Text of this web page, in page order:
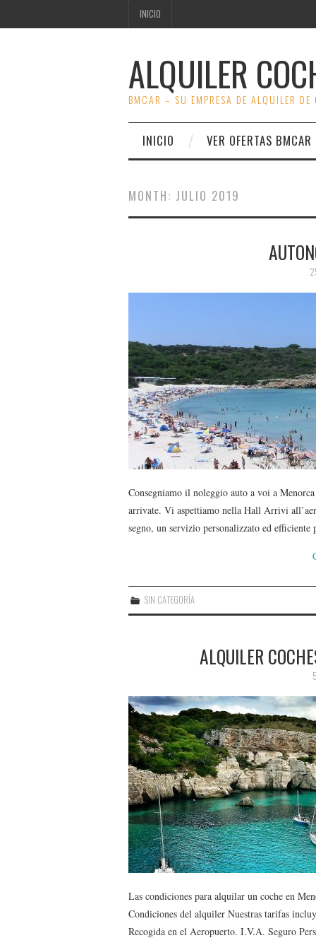
INICIO
ALQUILER
BMCAR – SU EMPRESA DE ALQUILER DE
INICIO VER OFERTAS BMCAR
MONTH: JULIO 2019
Consegniamo il noleggio auto a voi a
arrivate. Vi aspettiamo nella Hall Arrivi
segno, un servizio personalizzato ed
SIN CATEGORÍA
ALQUILER
Las condiciones para alquilar un coche en
Condiciones del alquiler Nuestras tarifas
Recogida en el Aeropuerto. I.V.A. Seguro